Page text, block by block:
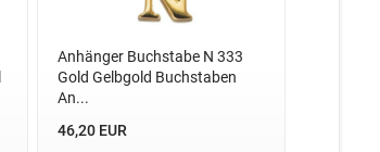
Anhänger Buchstabe N 333
Gold Gelbgold Buchstaben
An...
46,20 EUR